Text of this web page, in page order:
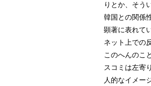
りとか、そう
韓国との関係
顕著に表れて
ネット上での
このへんのこ
スコミは左寄
人的なイメー